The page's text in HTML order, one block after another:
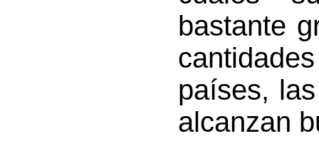
bastante
países,
alcanzan